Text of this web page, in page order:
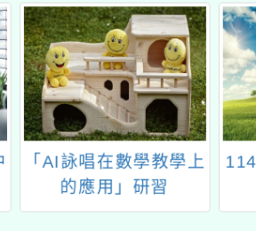
「AI詠唱在數學教學上
的應用」研習
114年